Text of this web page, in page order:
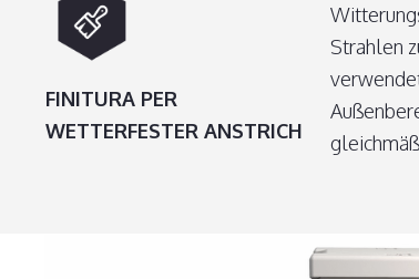
FINITURA PER
WETTERFESTER ANSTRICH
Strahlen